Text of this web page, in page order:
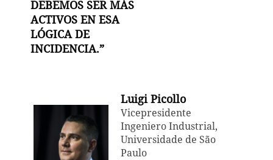
DEBEMOS SER MÁS
ACTIVOS EN ESA
LÓGICA DE
INCIDENCIA.”
Luigi Picollo
Vicepresidente
Ingeniero Industrial,
Universidade de São
Paulo